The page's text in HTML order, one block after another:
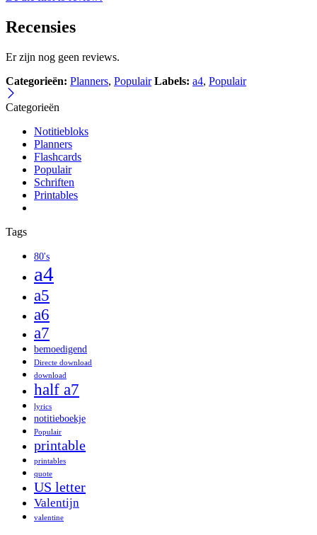
Recensies
Er zijn nog geen reviews.
Categorieën: Planners, Populair Labels: a4, Populair
Categorieën
Notitiebloks
Planners
Flashcards
Populair
Schriften
Printables
Tags
80's
a4
a5
a6
a7
bemoedigend
Directe download
download
half a7
lyrics
notitieboekje
Populair
printable
printables
quote
US letter
Valentijn
valentine